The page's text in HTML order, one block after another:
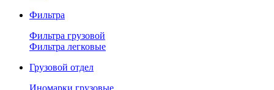
Фильтра
Фильтра грузовой
Фильтра легковые
Грузовой отдел
Иномарки грузовые